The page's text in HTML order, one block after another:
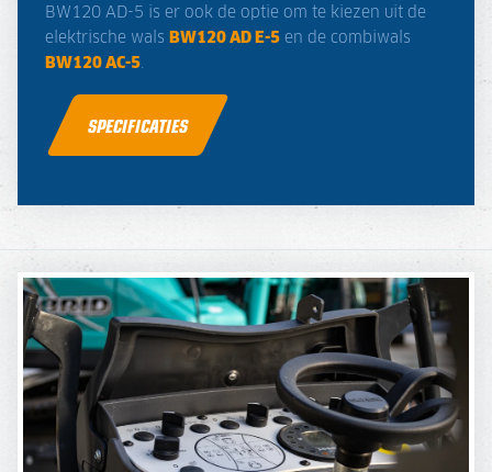
BW120 AD-5 is er ook de optie om te kiezen uit de
elektrische wals BW120 AD E-5 en de combiwals
BW120 AC-5.
SPECIFICATIES